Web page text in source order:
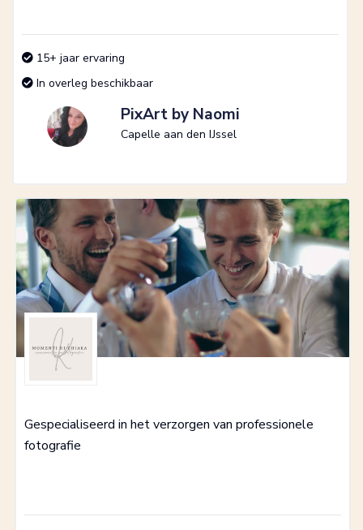
15+ jaar ervaring
In overleg beschikbaar
PixArt by Naomi
Capelle aan den IJssel
Gespecialiseerd in het verzorgen van professionele
fotografie